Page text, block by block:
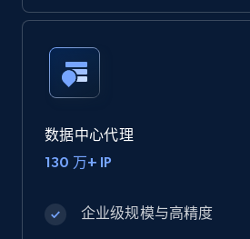
数据中心代理
130 万+ IP
企业级规模与高精度